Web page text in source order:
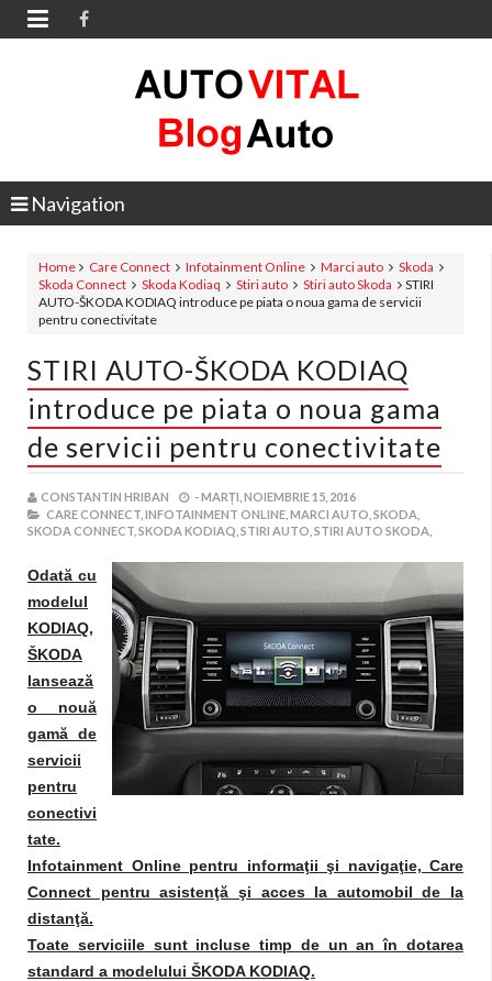

Navigation
Home Care Connect Infotainment Online Marci auto
Skoda
Skoda Connect
Skoda Kodiaq Stiri auto Stiri auto Skoda
STIRI
AUTO-ŠKODA KODIAQ introduce pe piata o noua gama de servicii
pentru conectivitate
STIRI AUTO-ŠKODA KODIAQ
introduce pe piata o noua gama
de servicii pentru conectivitate
CONSTANTIN HRIBAN -MARȚI, NOIEMBRIE 15, 2016
CARE CONNECT, INFOTAINMENT ONLINE, MARCI AUTO, SKODA,
SKODA CONNECT, SKODA KODIAQ, STIRI AUTO, STIRI AUTO SKODA,
Odată cu
modelul
KODIAQ,
ŠKODA
lansează
o nouă
gamă de
servicii
pentru
conectivi
tate.
Infotainment Online pentru informaţii şi navigaţie, Care
Connect pentru asistenţă şi acces la automobil de la
distanţă.
Toate serviciile sunt incluse timp de un an în dotarea
standard a modelului ŠKODA KODIAQ.